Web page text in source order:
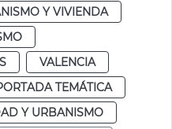
Y VIVIENDA
VALENCIA
TEMÁTICA
Y URBANISMO